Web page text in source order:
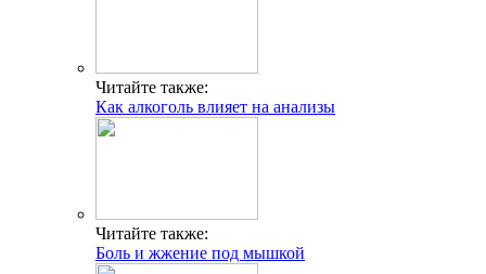
Читайте также:
Как алкоголь влияет на анализы
Читайте также:
Боль и жжение под мышкой